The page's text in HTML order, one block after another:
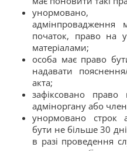
унормовано,
початок, право на
матеріалами;
особа має право
надавати
акта;
зафіксовано право
адміноргану або
унормовано строк
бути не більше 30
в разі проведення